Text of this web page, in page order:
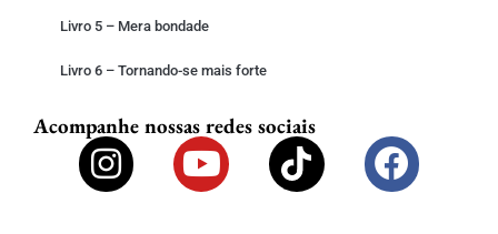
Livro 5 – Mera bondade
Livro 6 – Tornando-se mais forte
Acompanhe nossas redes sociais